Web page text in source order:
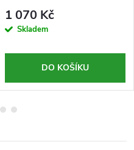
1 070 Kč
Skladem
DO KOŠÍKU